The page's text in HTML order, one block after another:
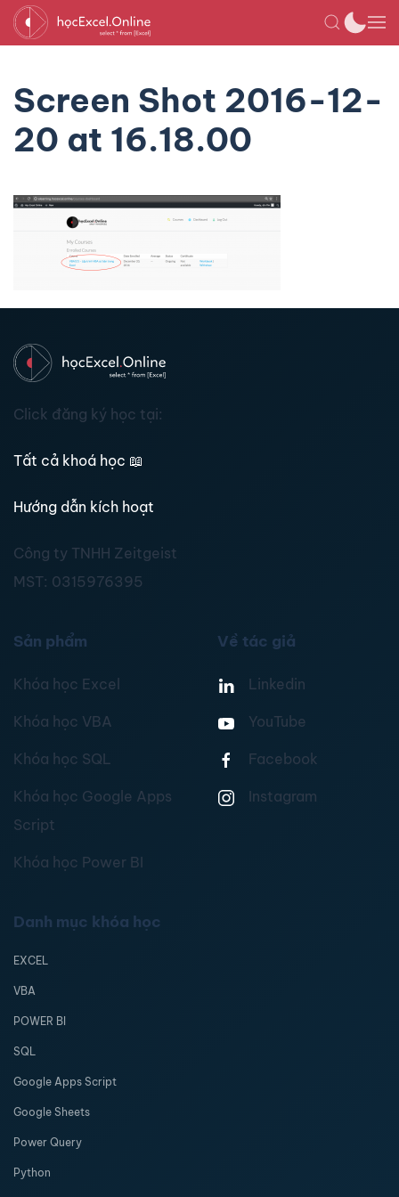
Screen Shot 2016-12-
20 at 16.18.00
Click đăng ký học tại:
Tất cả khoá học 📖
Hướng dẫn kích hoạt
Công ty TNHH Zeitgeist
MST: 0315976395
Sản phẩm
Khóa học Excel
Khóa học VBA
Khóa học SQL
Khóa học Google Apps
Script
Khóa học Power BI
Về tác giả
Linkedin
YouTube
Facebook
Instagram
Danh mục khóa học
EXCEL
VBA
POWER BI
SQL
Google Apps Script
Google Sheets
Power Query
Python